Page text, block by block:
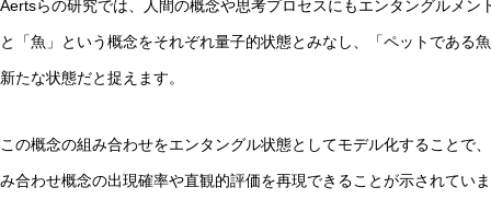
Aertsらの研究では、人間の概念や思考プロセスにもエンタングルメ
と「魚」という概念をそれぞれ量子的状態とみなし、「ペットである
新たな状態だと捉えます。
この概念の組み合わせをエンタングル状態としてモデル化することで
み合わせ概念の出現確率や直観的評価を再現できることが示されてい